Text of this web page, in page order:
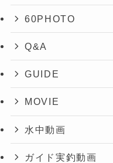
60PHOTO
Q&A
GUIDE
MOVIE
水中動画
ガイド実釣動画